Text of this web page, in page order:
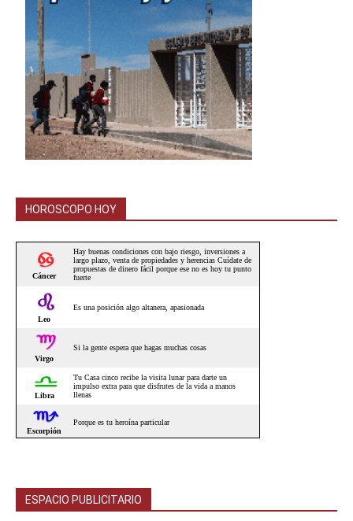
HOROSCOPO HOY
ESPACIO PUBLICITARIO